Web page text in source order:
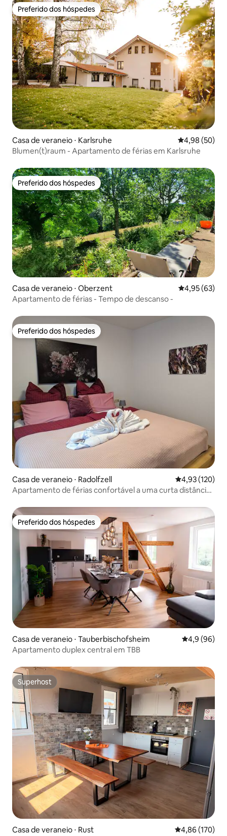
Preferido dos hóspedes
Preferido dos hóspedes
Casa de veraneio ⋅ Karlsruhe 4,98 de uma
4,98 (50)
Blumen(t)raum - Apartamento de férias em Karlsruhe
Preferido dos hóspedes
Preferido dos hóspedes
Casa de veraneio ⋅ Oberzent 4,95 de uma
4,95 (63)
Apartamento de férias - Tempo de descanso -
Preferido dos hóspedes
Preferido dos hóspedes
Casa de veraneio ⋅ Radolfzell 4,93 de uma
4,93 (120)
Apartamento de férias confortável a uma curta distância
Preferido dos hóspedes
Preferido dos hóspedes
Casa de veraneio ⋅ Tauberbischofsheim 4,9 de uma
4,9 (96)
Apartamento duplex central em TBB
Superhost
Superhost
Casa de veraneio ⋅ Rust 4,86 de uma
4,86 (170)